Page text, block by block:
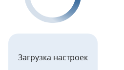
Загрузка настроек